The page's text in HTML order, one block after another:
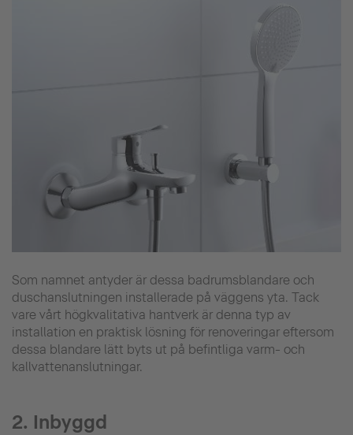
Som namnet antyder är dessa badrumsblandare och
duschanslutningen installerade på väggens yta. Tack
vare vårt högkvalitativa hantverk är denna typ av
installation en praktisk lösning för renoveringar eftersom
dessa blandare lätt byts ut på befintliga varm- och
kallvattenanslutningar.
2. Inbyggd